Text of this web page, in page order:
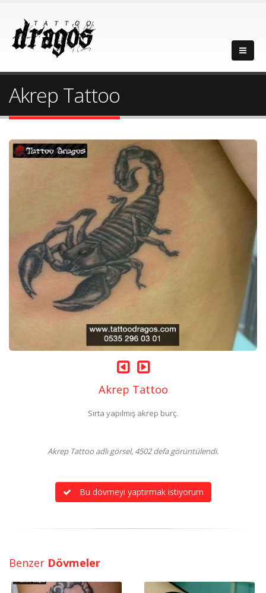
Akrep Tattoo
Akrep Tattoo
Sırta yapılmış akrep burç.
Akrep Tattoo adlı görsel, 4502 defa görüntülendi.
Bu dövmeyi yaptırmak istiyorum
Benzer Dövmeler